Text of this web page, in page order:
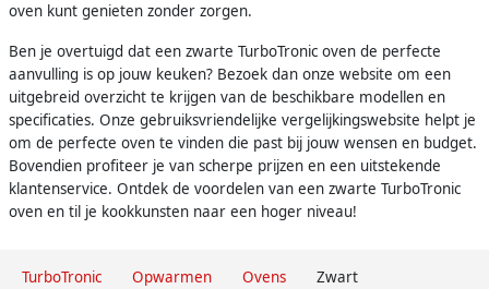
TurboTronic Opwarmen Ovens Zwart
oven kunt genieten zonder zorgen.
Ben je overtuigd dat een zwarte TurboTronic oven de perfecte
aanvulling is op jouw keuken? Bezoek dan onze website om een
uitgebreid overzicht te krijgen van de beschikbare modellen en
specificaties. Onze gebruiksvriendelijke vergelijkingswebsite helpt je
om de perfecte oven te vinden die past bij jouw wensen en budget.
Bovendien profiteer je van scherpe prijzen en een uitstekende
klantenservice. Ontdek de voordelen van een zwarte TurboTronic
oven en til je kookkunsten naar een hoger niveau!